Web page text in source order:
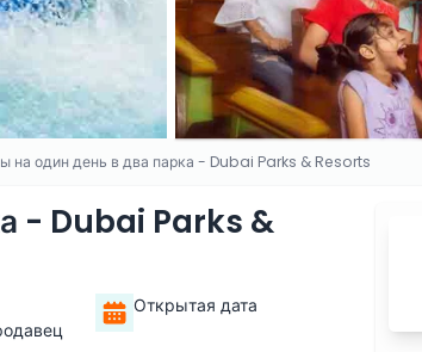
на один день в два парка - Dubai Parks & Resorts
- Dubai Parks &
Открытая дата